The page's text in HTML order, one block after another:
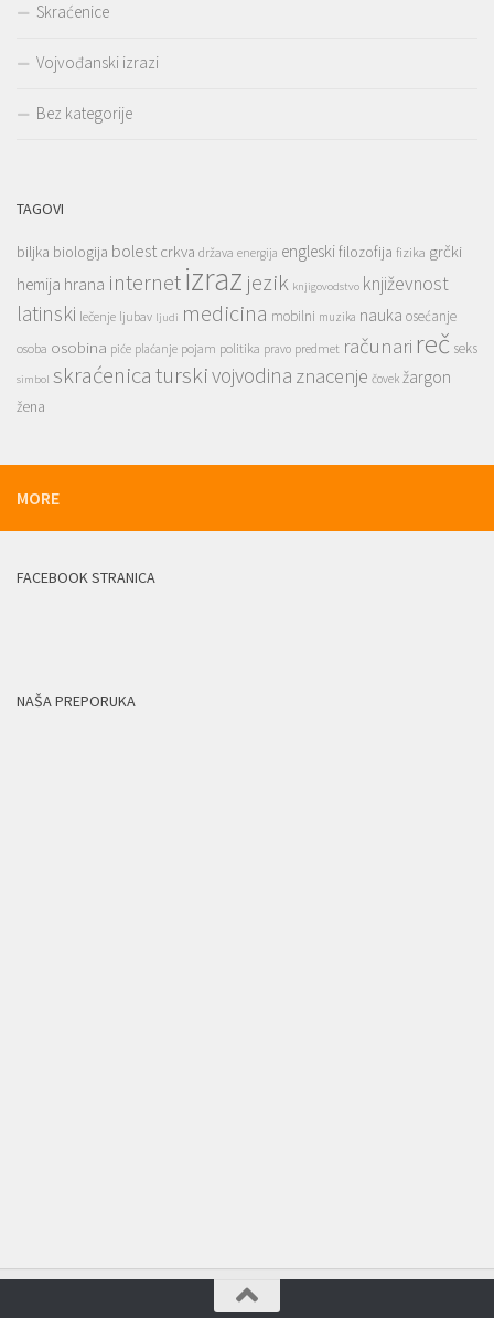
Skraćenice
Vojvođanski izrazi
Bez kategorije
TAGOVI
biljka biologija bolest crkva država energija engleskifilozofija fizika grčki
hemija hrana internetizraz jezik knjigovodstvo književnost
latinski lečenje ljubav ljudi medicina mobilni muzika nauka osećanje
osoba osobina piće plaćanje pojam politika pravo predmet računari reč seks
simbol skraćenicaturskivojvodina znacenje čovek žargon
žena
MORE
FACEBOOK STRANICA
NAŠA PREPORUKA